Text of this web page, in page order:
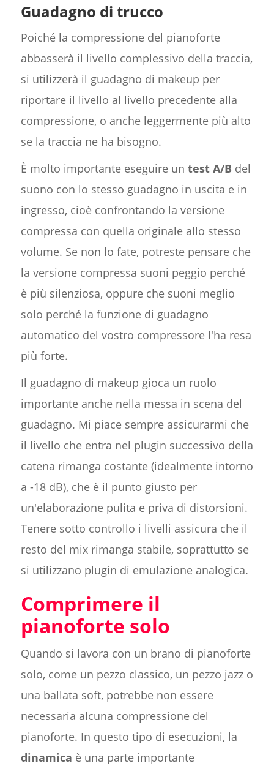
Guadagno di trucco
Poiché la compressione del pianoforte
abbasserà il livello complessivo della traccia,
si utilizzerà il guadagno di makeup per
riportare il livello al livello precedente alla
compressione, o anche leggermente più alto
se la traccia ne ha bisogno.
È molto importante eseguire un test A/B del
suono con lo stesso guadagno in uscita e in
ingresso, cioè confrontando la versione
compressa con quella originale allo stesso
volume. Se non lo fate, potreste pensare che
la versione compressa suoni peggio perché
è più silenziosa, oppure che suoni meglio
solo perché la funzione di guadagno
automatico del vostro compressore l'ha resa
più forte.
Il guadagno di makeup gioca un ruolo
importante anche nella messa in scena del
guadagno. Mi piace sempre assicurarmi che
il livello che entra nel plugin successivo della
catena rimanga costante (idealmente intorno
a -18 dB), che è il punto giusto per
un'elaborazione pulita e priva di distorsioni.
Tenere sotto controllo i livelli assicura che il
resto del mix rimanga stabile, soprattutto se
si utilizzano plugin di emulazione analogica.
Comprimere il
pianoforte solo
Quando si lavora con un brano di pianoforte
solo, come un pezzo classico, un pezzo jazz o
una ballata soft, potrebbe non essere
necessaria alcuna compressione del
pianoforte. In questo tipo di esecuzioni, la
dinamica è una parte importante